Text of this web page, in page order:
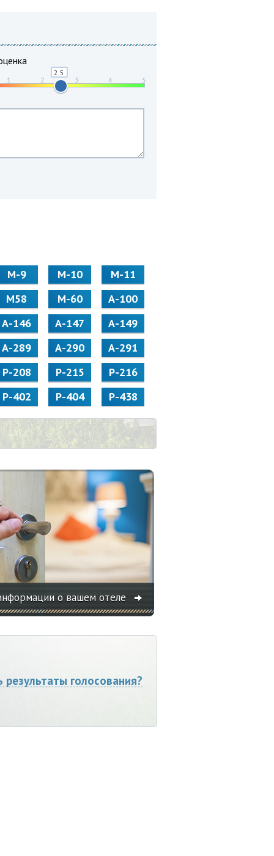
М-9 М-10
М-11
М58
M-60
А-100
А-146
А-147
А-149
А-289
А-290
А-291
Р-208
Р-215
Р-216
Р-402
Р-404 Р-438
о вашем отеле
результаты голосования?